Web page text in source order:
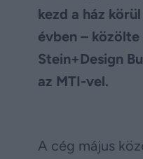
kezd a ház
évben –
Stein+Design
az MTI-vel.
A cég május